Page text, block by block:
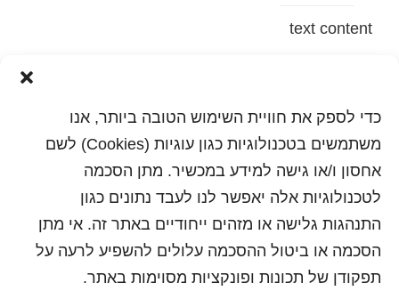
כדי לספק את חוויית השימוש הטובה ביותר, אנו
משתמשים בטכנולוגיות כגון עוגיות (Cookies) לשם
אחסון ו/או גישה למידע במכשיר. מתן הסכמה
לטכנולוגיות אלה יאפשר לנו לעבד נתונים כגון
התנהגות גלישה או מזהים ייחודיים באתר זה. אי מתן
הסכמה או ביטול ההסכמה עלולים להשפיע לרעה על
תפקודן של תכונות ופונקציות מסוימות באתר.
text content
שלח לחבר
כל הזכויות שמורות לשראל 2018 | עיצוב ותכנות: סטודיו
"היוצרים"